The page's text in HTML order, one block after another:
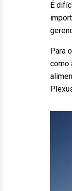
É
Para
como